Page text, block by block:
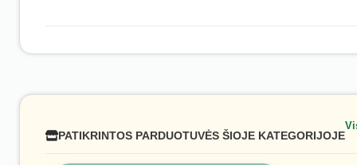
PATIKRINTOS PARDUOTUVĖS ŠIOJE KATEGORIJOJE